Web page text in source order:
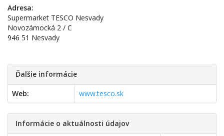
Adresa:
Supermarket TESCO Nesvady
Novozámocká 2 / C
946 51 Nesvady
Ďalšie informácie
Web: www.tesco.sk
Informácie o aktuálnosti údajov